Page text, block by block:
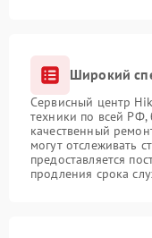
Широкий
Сервисный центр
техники по всей РФ,
качественный
могут отслеживать
предоставляется
продления срока